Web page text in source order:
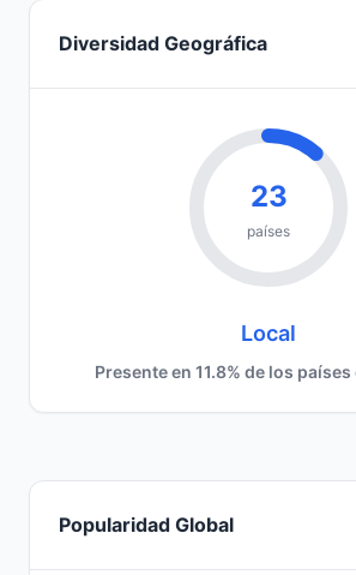
Diversidad Geográfica
23
países
Local
Presente en 11.8% de los
Popularidad Global